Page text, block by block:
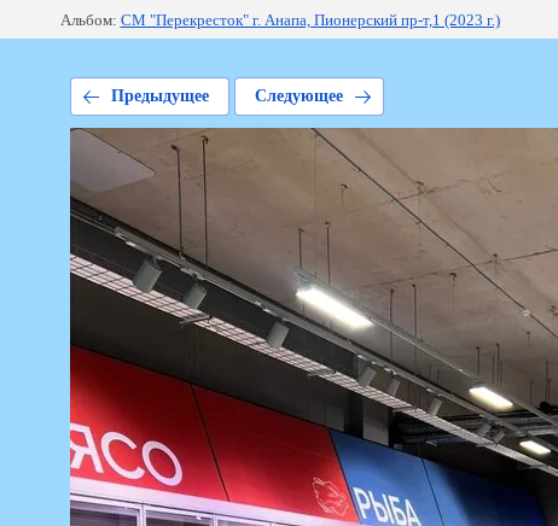
Альбом: СМ "Перекресток" г. Анапа, Пионерский пр-т,1 (2023 г.)
Предыдущее Следующее